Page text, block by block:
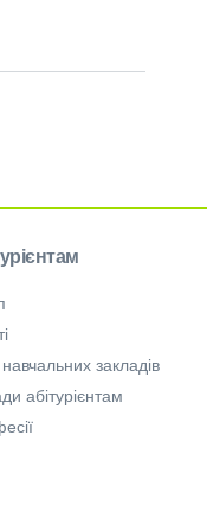
закладів
абітурієнтам